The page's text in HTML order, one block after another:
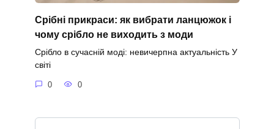
Срібні прикраси: як вибрати ланцюжок і
чому срібло не виходить з моди
Срібло в сучасній моді: невичерпна актуальність У
світі
0 0